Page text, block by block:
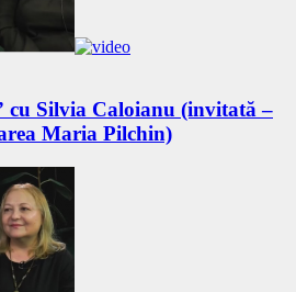
Silvia Caloianu (invitată –
Maria Pilchin)